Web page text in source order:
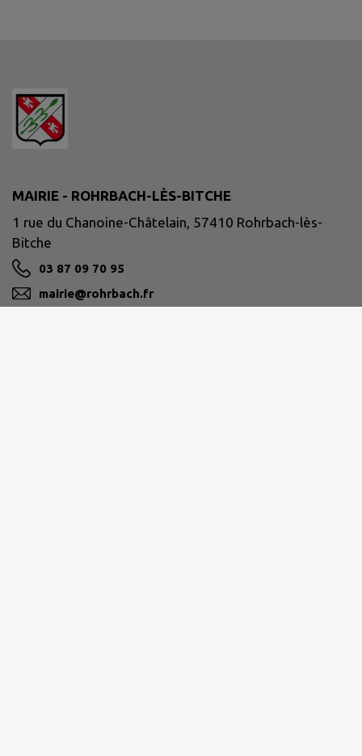
MAIRIE - ROHRBACH-LÈS-BITCHE
1 rue du Chanoine-Châtelain, 57410 Rohrbach-lès-
Bitche
03 87 09 70 95
mairie@rohrbach.fr